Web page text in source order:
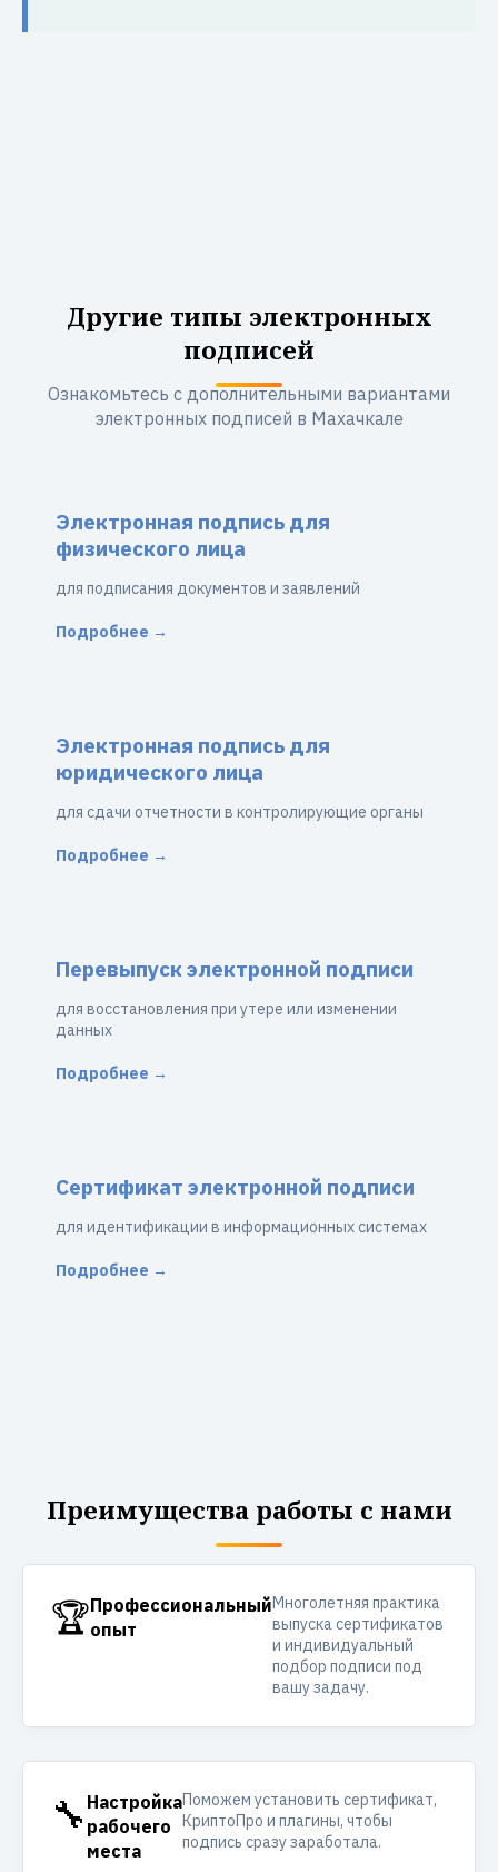
Другие типы электронных
подписей
Ознакомьтесь с дополнительными вариантами
электронных подписей в Махачкале
Электронная подпись для
физического лица
для подписания документов и заявлений
Подробнее →
Электронная подпись для
юридического лица
для сдачи отчетности в контролирующие органы
Подробнее →
Перевыпуск электронной подписи
для восстановления при утере или изменении
данных
Подробнее →
Сертификат электронной подписи
для идентификации в информационных системах
Подробнее →
Преимущества работы с нами
🏆Профессиональный
опыт
Многолетняя практика
выпуска сертификатов
и индивидуальный
подбор подписи под
вашу задачу.
🔧 Настройка
рабочего
места
Поможем установить сертификат,
КриптоПро и плагины, чтобы
подпись сразу заработала.